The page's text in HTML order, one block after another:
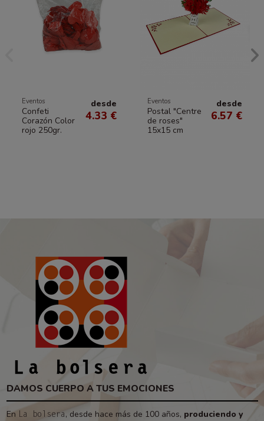
Eventos
Confeti
Corazón Color
rojo 250gr.
desde
4.33 €
Eventos
Postal "Centre
de roses"
15x15 cm
desde
6.57 €
DAMOS CUERPO A TUS EMOCIONES
En La bolsera, desde hace más de 100 años, produciendo y